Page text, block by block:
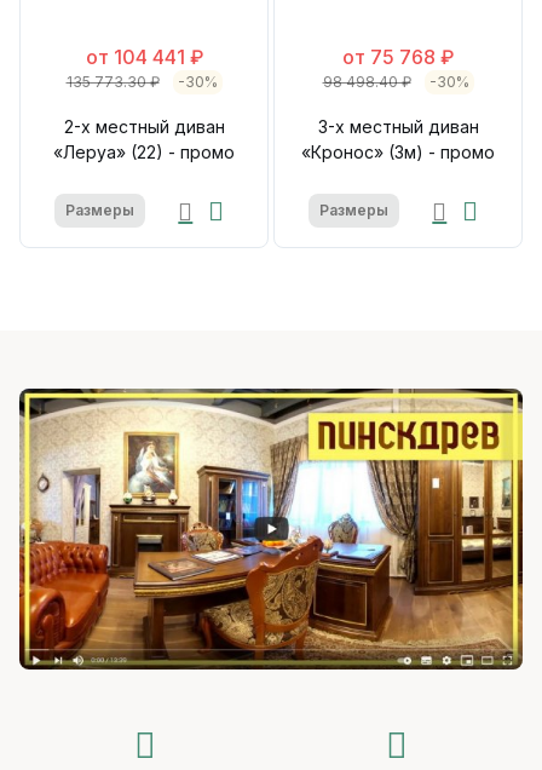
от 104 441 ₽
135 773.30 ₽ -30%
2-х местный диван
«Леруа» (22) - промо
Размеры
от 75 768 ₽
98 498.40 ₽ -30%
3-х местный диван
«Кронос» (3м) - промо
Размеры